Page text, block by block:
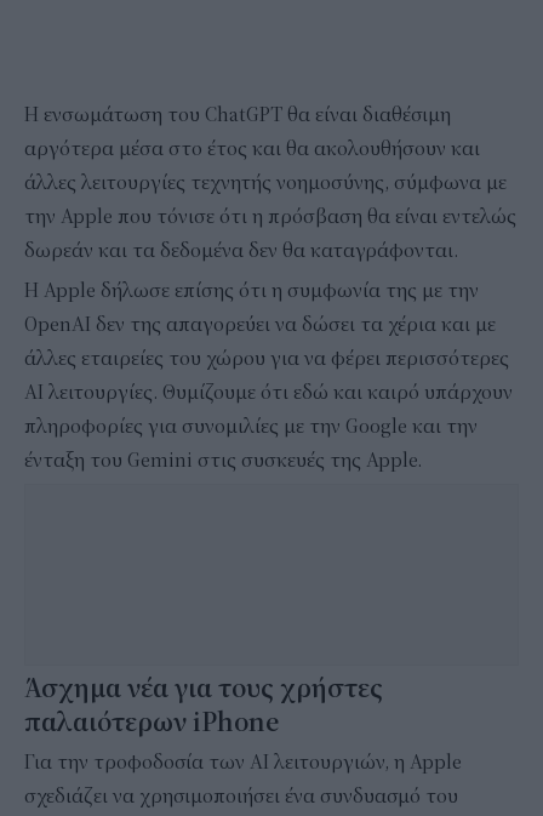
Η ενσωμάτωση του ChatGPT θα είναι διαθέσιμη
αργότερα μέσα στο έτος και θα ακολουθήσουν και
άλλες λειτουργίες τεχνητής νοημοσύνης, σύμφωνα με
την Apple που τόνισε ότι η πρόσβαση θα είναι εντελώς
δωρεάν και τα δεδομένα δεν θα καταγράφονται.
Η Apple δήλωσε επίσης ότι η συμφωνία της με την
OpenAI δεν της απαγορεύει να δώσει τα χέρια και με
άλλες εταιρείες του χώρου για να φέρει περισσότερες
AI λειτουργίες. Θυμίζουμε ότι εδώ και καιρό υπάρχουν
πληροφορίες για συνομιλίες με την Google και την
ένταξη του Gemini στις συσκευές της Apple.
Άσχημα νέα για τους χρήστες
παλαιότερων iPhone
Για την τροφοδοσία των AI λειτουργιών, η Apple
σχεδιάζει να χρησιμοποιήσει ένα συνδυασμό του